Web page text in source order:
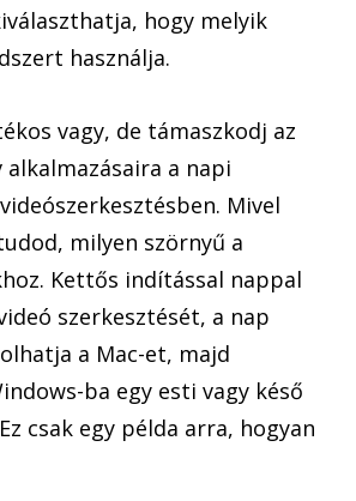
hogy melyik
használja.
vagy, de támaszkodj az
a napi
Mivel
milyen szörnyű a
Kettős indítással nappal
szerkesztését, a nap
a Mac-et, majd
ba egy esti vagy késő
csak egy példa arra, hogyan